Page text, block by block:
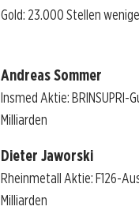
Gold: 23.000 Stellen
Andreas Sommer
Insmed Aktie: BRINSUPRI-
Milliarden
Dieter Jaworski
Rheinmetall Aktie: F126-
Milliarden